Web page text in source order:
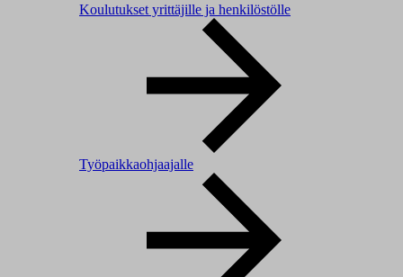
Koulutukset yrittäjille ja henkilöstölle
Työpaikkaohjaajalle